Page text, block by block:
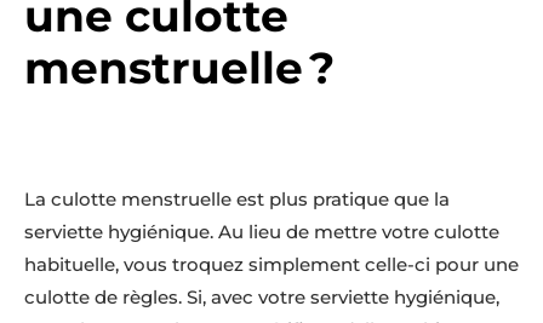
une culotte
menstruelle ?
La culotte menstruelle est plus pratique que la
serviette hygiénique. Au lieu de mettre votre culotte
habituelle, vous troquez simplement celle-ci pour une
culotte de règles. Si, avec votre serviette hygiénique,